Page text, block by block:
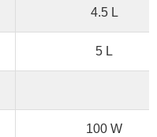
4.5 L
5 L
100 W